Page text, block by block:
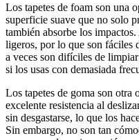
Los tapetes de foam son una
superficie suave que no solo
también absorbe los
ligeros, por lo que son fáciles
a veces son difíciles de
si los usas con demasiada
Los tapetes de goma son otra
excelente resistencia al
sin desgastarse, lo que los
Sin embargo, no son tan